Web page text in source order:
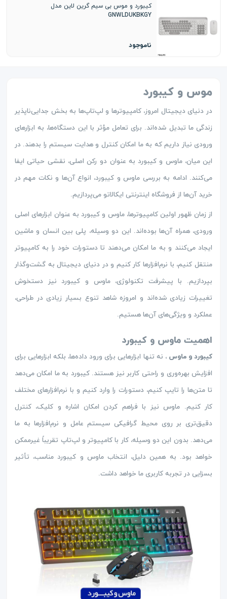
کیبورد و موس بی سیم گرین لاین مدل
GNWLDUKBKGY
ناموجود
موس و کیبورد
در دنیای دیجیتال امروز، کامپیوترها و لپ‌تاپ‌ها به بخش جدایی‌ناپذیر
زندگی ما تبدیل شده‌اند. برای تعامل مؤثر با این دستگاه‌ها، به ابزارهای
ورودی نیاز داریم که به ما امکان کنترل و هدایت سیستم را بدهند. در
این میان، ماوس و کیبورد به عنوان دو رکن اصلی، نقشی حیاتی ایفا
می‌کنند. ادامه به بررسی ماوس و کیبورد، انواع آن‌ها و نکات مهم در
خرید آن‌ها از فروشگاه اینترنتی ایکالاتو می‌پردازیم.
از زمان ظهور اولین کامپیوترها، ماوس و کیبورد به عنوان ابزارهای اصلی
ورودی، همراه آن‌ها بوده‌اند. این دو وسیله، پلی بین انسان و ماشین
ایجاد می‌کنند و به ما امکان می‌دهند تا دستورات خود را به کامپیوتر
منتقل کنیم، با نرم‌افزارها کار کنیم و در دنیای دیجیتال به گشت‌وگذار
بپردازیم. با پیشرفت تکنولوژی، ماوس و کیبورد نیز دستخوش
تغییرات زیادی شده‌اند و امروزه شاهد تنوع بسیار زیادی در طراحی،
عملکرد و ویژگی‌های آن‌ها هستیم.
اهمیت ماوس و کیبورد
کیبورد و ماوس ، نه تنها ابزارهایی برای ورود داده‌ها، بلکه ابزارهایی برای
افزایش بهره‌وری و راحتی کاربر نیز هستند. کیبورد به ما امکان می‌دهد
تا متن‌ها را تایپ کنیم، دستورات را وارد کنیم و با نرم‌افزارهای مختلف
کار کنیم. ماوس نیز با فراهم کردن امکان اشاره و کلیک، کنترل
دقیق‌تری بر روی محیط گرافیکی سیستم عامل و نرم‌افزارها به ما
می‌دهد. بدون این دو وسیله، کار با کامپیوتر و لپ‌تاپ تقریباً غیرممکن
خواهد بود. به همین دلیل، انتخاب ماوس و کیبورد مناسب، تأثیر
بسزایی در تجربه کاربری ما خواهد داشت.